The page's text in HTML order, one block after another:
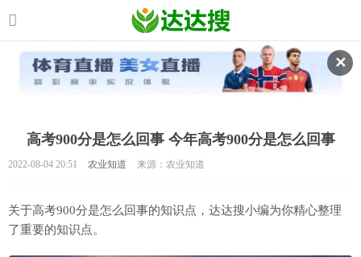
✕
高考900分是怎么回事 今年高考900分是怎么回事
2022-08-04 20:51 农业知道 来源：农业知道
关于高考900分是怎么回事的知识点，达达搜小编为你精心整理
了重要的知识点。